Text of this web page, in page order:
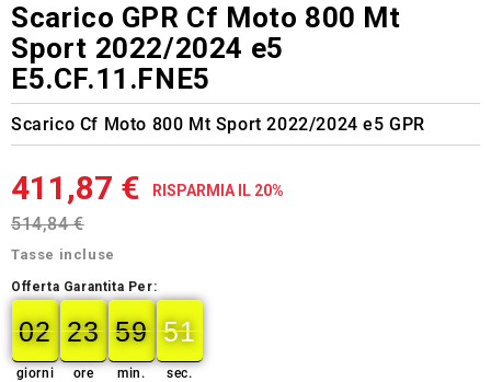
Scarico GPR Cf Moto 800 Mt
Sport 2022/2024 e5
E5.CF.11.FNE5
Scarico Cf Moto 800 Mt Sport 2022/2024 e5 GPR
411,87 € RISPARMIA IL 20%
514,84 €
Tasse incluse
Offerta Garantita Per:
02
02
00
giorni
23
23
00
ore
59
59
00
min.
50
50
51
sec.